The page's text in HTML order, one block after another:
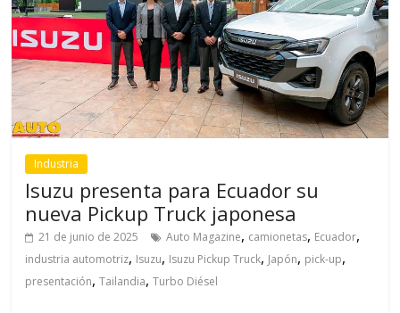
Industria
Isuzu presenta para Ecuador su
nueva Pickup Truck japonesa
21 de junio de 2025 Auto Magazine, camionetas, Ecuador,
industria automotriz, Isuzu, Isuzu Pickup Truck, Japón, pick-up,
presentación,Tailandia,Turbo Diésel